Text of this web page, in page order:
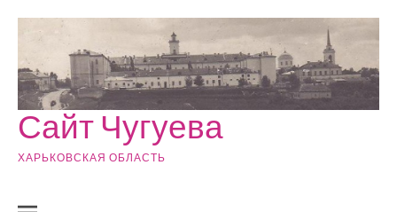
Сайт Чугуева
ХАРЬКОВСКАЯ ОБЛАСТЬ